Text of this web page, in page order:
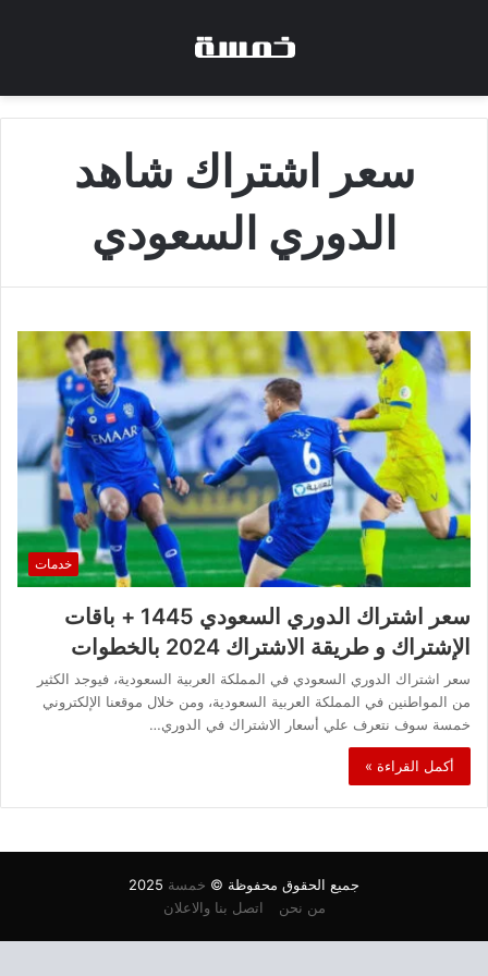
سعر اشتراك شاهد
الدوري السعودي
خدمات
سعر اشتراك الدوري السعودي 1445 + باقات
الإشتراك و طريقة الاشتراك 2024 بالخطوات
سعر اشتراك الدوري السعودي في المملكة العربية السعودية، فيوجد الكثير
من المواطنين في المملكة العربية السعودية، ومن خلال موقعنا الإلكتروني
خمسة سوف نتعرف علي أسعار الاشتراك في الدوري…
أكمل القراءة »
جميع الحقوق محفوظة © خمسة
من نحن
اتصل بنا والاعلان